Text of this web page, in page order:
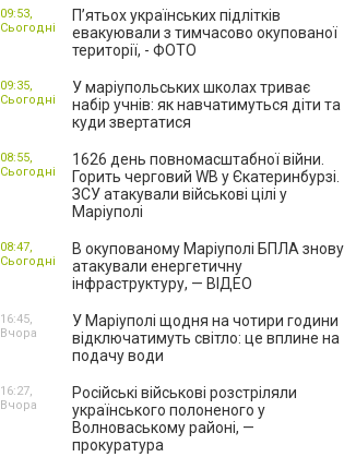
П’ятьох українських підлітків
евакуювали з тимчасово окупованої
території, - ФОТО
09:53,
Сьогодні
У маріупольських школах триває
набір учнів: як навчатимуться діти та
куди звертатися
09:35,
Сьогодні
1626 день повномасштабної війни.
Горить черговий WB у Єкатеринбурзі.
ЗСУ атакували військові цілі у
Маріуполі
08:55,
Сьогодні
В окупованому Маріуполі БПЛА знову
атакували енергетичну
інфраструктуру, — ВІДЕО
08:47,
Сьогодні
У Маріуполі щодня на чотири години
відключатимуть світло: це вплине на
подачу води
16:45,
Вчора
Російські військові розстріляли
українського полоненого у
Волноваському районі, —
прокуратура
16:27,
Вчора